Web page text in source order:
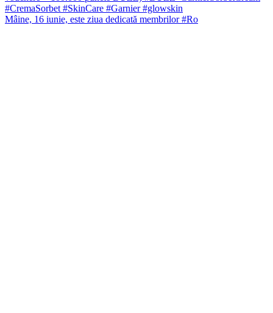
Mâine, 16 iunie, este ziua dedicată membrilor #Ro